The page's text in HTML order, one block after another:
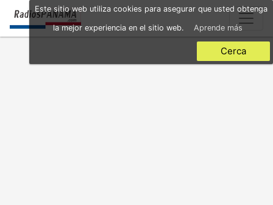
Skip
main
Este sitio web utiliza cookies para asegurar que usted obtenga
la mejor experiencia en el sitio web. Aprende más
Cerca